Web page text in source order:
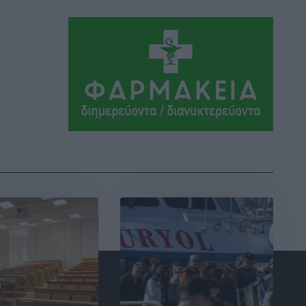
Συνελήφθη 37χρονη στη Ρόδο γιατί
είχε αφήσει τα τρία ανήλικα παιδιά της
χωρίς επιτήρηση
Τοπικές Ειδήσεις πριν 5 ώρες
Σταυρός Καλυθιών: Απέκτησε την
Το Yucatan Show έρχεται στη Ρόδο με
τον Frankie Lluc
Πολιτιστικά• πριν 6 ώρες
Σι Τζέι Χάρις: «Να πανηγυρίσουμε
πολλές νίκες μαζί»